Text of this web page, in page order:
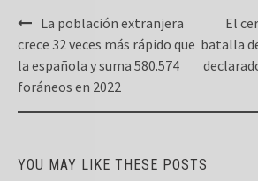
Post
navigation
La población extranjera
crece 32 veces más rápido que
la española y suma 580.574
foráneos en 2022
El
batalla
YOU MAY LIKE THESE POSTS